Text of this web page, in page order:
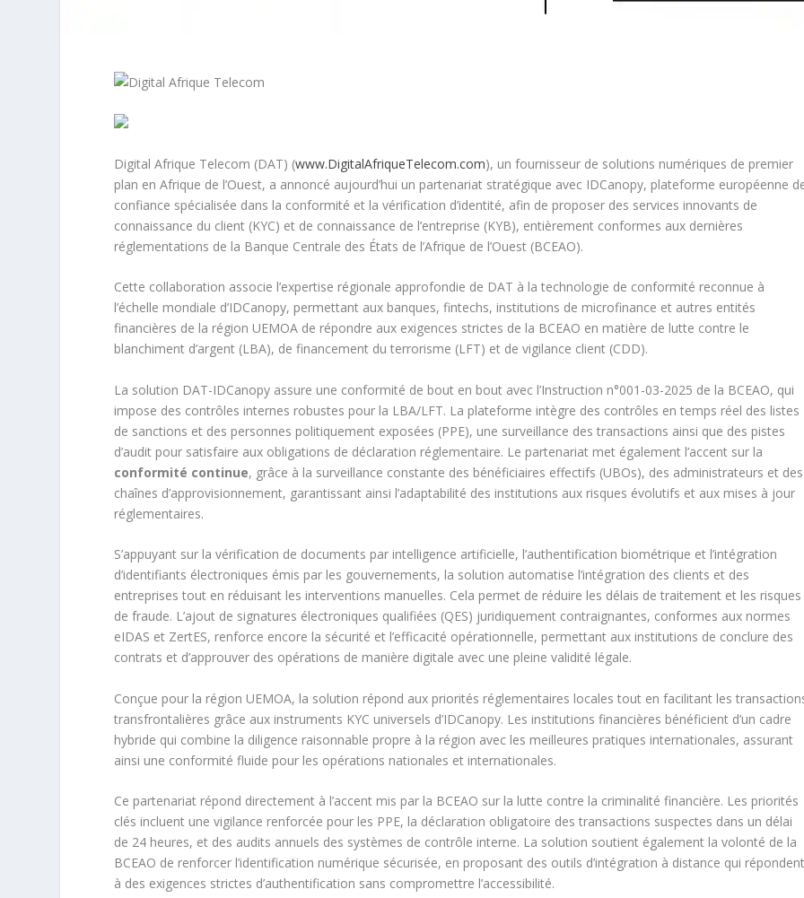
Digital Afrique Telecom (DAT) (www.DigitalAfriqueTelecom.com), un fournisseur de solutions numériques de premier
plan en Afrique de l’Ouest, a annoncé aujourd’hui un partenariat stratégique avec IDCanopy, plateforme européenne
confiance spécialisée dans la conformité et la vérification d’identité, afin de proposer des services innovants de
connaissance du client (KYC) et de connaissance de l’entreprise (KYB), entièrement conformes aux dernières
réglementations de la Banque Centrale des États de l’Afrique de l’Ouest (BCEAO).
Cette collaboration associe l’expertise régionale approfondie de DAT à la technologie de conformité reconnue à
l’échelle mondiale d’IDCanopy, permettant aux banques, fintechs, institutions de microfinance et autres entités
financières de la région UEMOA de répondre aux exigences strictes de la BCEAO en matière de lutte contre le
blanchiment d’argent (LBA), de financement du terrorisme (LFT) et de vigilance client (CDD).
La solution DAT-IDCanopy assure une conformité de bout en bout avec l’Instruction n°001-03-2025 de la BCEAO, qui
impose des contrôles internes robustes pour la LBA/LFT. La plateforme intègre des contrôles en temps réel des listes
de sanctions et des personnes politiquement exposées (PPE), une surveillance des transactions ainsi que des pistes
d’audit pour satisfaire aux obligations de déclaration réglementaire. Le partenariat met également l’accent sur la
conformité continue, grâce à la surveillance constante des bénéficiaires effectifs (UBOs), des administrateurs et des
chaînes d’approvisionnement, garantissant ainsi l’adaptabilité des institutions aux risques évolutifs et aux mises à jour
réglementaires.
S’appuyant sur la vérification de documents par intelligence artificielle, l’authentification biométrique et l’intégration
d’identifiants électroniques émis par les gouvernements, la solution automatise l’intégration des clients et des
entreprises tout en réduisant les interventions manuelles. Cela permet de réduire les délais de traitement et les risques
de fraude. L’ajout de signatures électroniques qualifiées (QES) juridiquement contraignantes, conformes aux normes
eIDAS et ZertES, renforce encore la sécurité et l’efficacité opérationnelle, permettant aux institutions de conclure des
contrats et d’approuver des opérations de manière digitale avec une pleine validité légale.
Conçue pour la région UEMOA, la solution répond aux priorités réglementaires locales tout en facilitant les
transfrontalières grâce aux instruments KYC universels d’IDCanopy. Les institutions financières bénéficient d’un cadre
hybride qui combine la diligence raisonnable propre à la région avec les meilleures pratiques internationales, assurant
ainsi une conformité fluide pour les opérations nationales et internationales.
Ce partenariat répond directement à l’accent mis par la BCEAO sur la lutte contre la criminalité financière. Les priorités
clés incluent une vigilance renforcée pour les PPE, la déclaration obligatoire des transactions suspectes dans un délai
de 24 heures, et des audits annuels des systèmes de contrôle interne. La solution soutient également la volonté de la
BCEAO de renforcer l’identification numérique sécurisée, en proposant des outils d’intégration à distance qui
à des exigences strictes d’authentification sans compromettre l’accessibilité.